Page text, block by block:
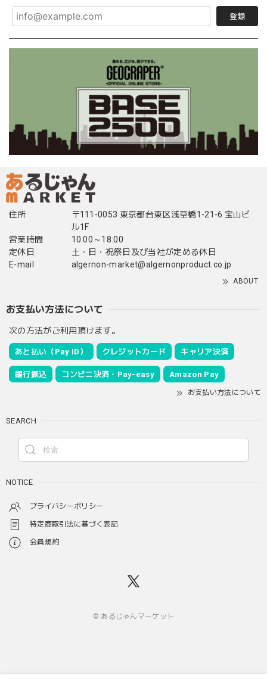
登録
住所
〒111-0053 東京都台東区浅草橋1-21-6 宝山ビ
ル1F
営業時間
10:00～18:00
定休日
土・日・祝祭日及び当社が定める休日
E-mail
algernon-market@algernonproduct.co.jp
ABOUT
お支払い方法について
次の方法がご利用頂けます。
あと払い（Pay ID） クレジットカード キャリア決済
銀行振込 コンビニ決済・Pay-easy Amazon Pay
お支払い方法について
SEARCH
NOTICE
プライバシーポリシー
特定商取引法に基づく表記
会員規約
© あるじゃんマーケット